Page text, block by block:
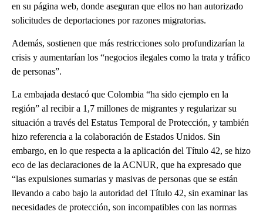
en su página web, donde aseguran que ellos no han autorizado
solicitudes de deportaciones por razones migratorias.
Además, sostienen que más restricciones solo profundizarían la
crisis y aumentarían los “negocios ilegales como la trata y tráfico
de personas”.
La embajada destacó que Colombia “ha sido ejemplo en la
región” al recibir a 1,7 millones de migrantes y regularizar su
situación a través del Estatus Temporal de Protección, y también
hizo referencia a la colaboración de Estados Unidos. Sin
embargo, en lo que respecta a la aplicación del Título 42, se hizo
eco de las declaraciones de la ACNUR, que ha expresado que
“las expulsiones sumarias y masivas de personas que se están
llevando a cabo bajo la autoridad del Título 42, sin examinar las
necesidades de protección, son incompatibles con las normas